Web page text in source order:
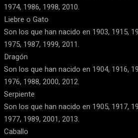
1974, 1986, 1998, 2010.
Liebre o Gato
Son los que han nacido en 1903, 1915,
1975, 1987, 1999, 2011.
Dragón
Son los que han nacido en 1904, 1916,
1976, 1988, 2000, 2012.
Serpiente
Son los que han nacido en 1905, 1917,
1977, 1989, 2001, 2013.
Caballo